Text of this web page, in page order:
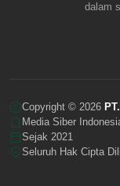
dalam
Copyright © 2026
Media Siber
Sejak 2021
Seluruh Hak Cipta